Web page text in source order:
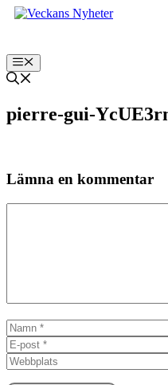
Hoppa
Meny
pierre-gui-
Lämna en kommentar
Namn